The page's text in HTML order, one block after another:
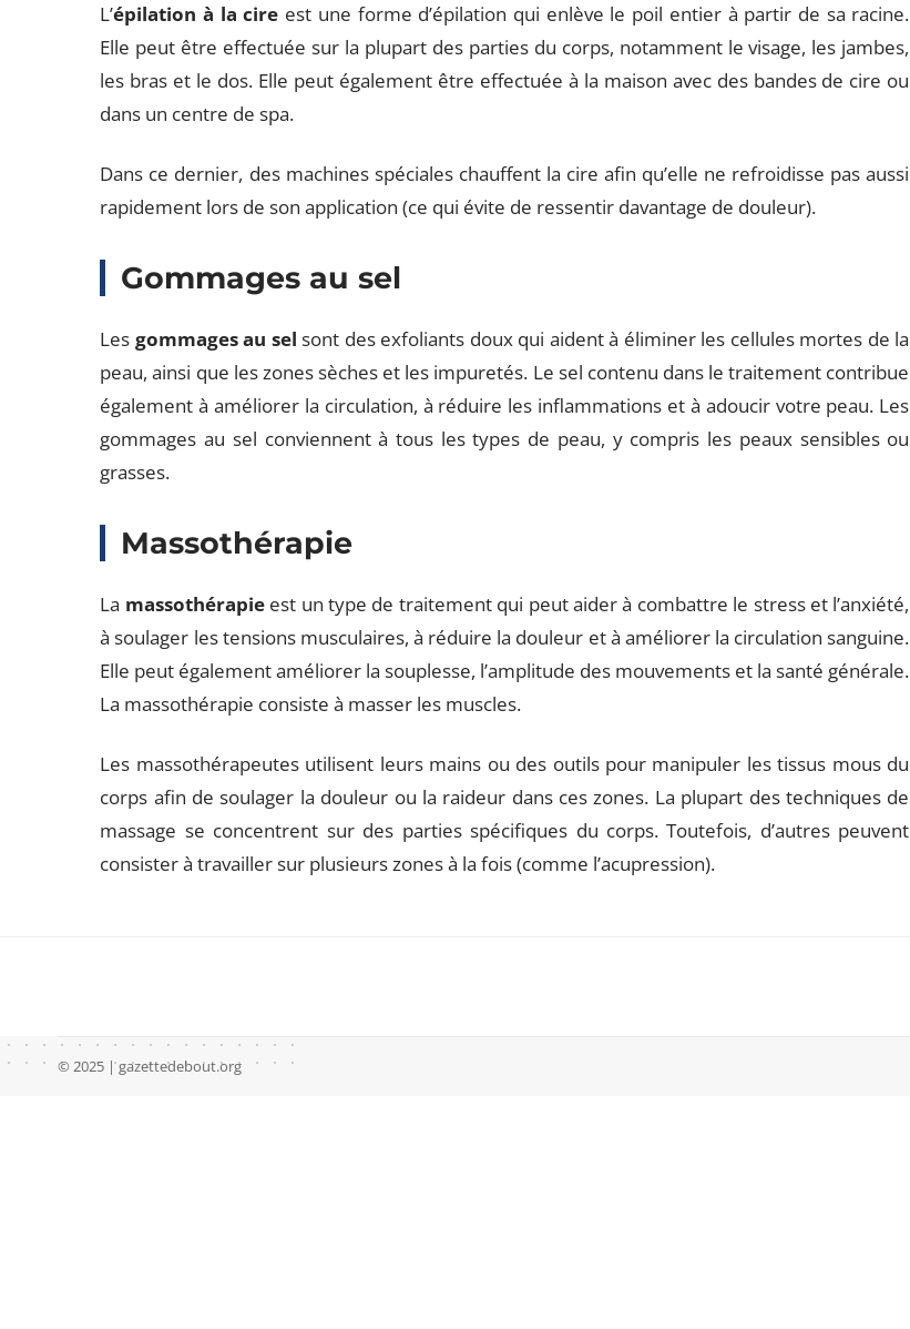
L’épilation à la cire est une forme d’épilation qui enlève le poil entier à partir de sa racine.
Elle peut être effectuée sur la plupart des parties du corps, notamment le visage, les jambes,
les bras et le dos. Elle peut également être effectuée à la maison avec des bandes de cire ou
dans un centre de spa.
Dans ce dernier, des machines spéciales chauffent la cire afin qu’elle ne refroidisse pas aussi
rapidement lors de son application (ce qui évite de ressentir davantage de douleur).
Gommages au sel
Les gommages au selsont des exfoliants doux qui aident à éliminer les cellules mortes de la
peau, ainsi que les zones sèches et les impuretés. Le sel contenu dans le traitement contribue
également à améliorer la circulation, à réduire les inflammations et à adoucir votre peau. Les
gommages au sel conviennent à tous les types de peau, y compris les peaux sensibles ou
grasses.
Massothérapie
La massothérapieest un type de traitement qui peut aider à combattre le stress et l’anxiété,
à soulager les tensions musculaires, à réduire la douleur et à améliorer la circulation sanguine.
Elle peut également améliorer la souplesse, l’amplitude des mouvements et la santé générale.
La massothérapie consiste à masser les muscles.
Les massothérapeutes utilisent leurs mains ou des outils pour manipuler les tissus mous du
corps afin de soulager la douleur ou la raideur dans ces zones. La plupart des techniques de
massage se concentrent sur des parties spécifiques du corps. Toutefois, d’autres peuvent
consister à travailler sur plusieurs zones à la fois (comme l’acupression).
© 2025 | gazettedebout.org